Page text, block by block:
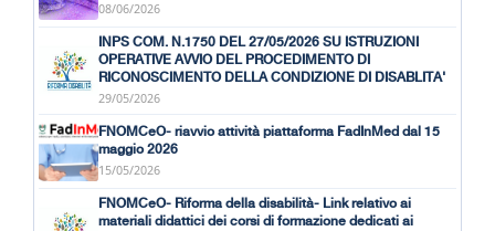
08/06/2026
INPS COM. N.1750 DEL 27/05/2026 SU ISTRUZIONI
OPERATIVE AVVIO DEL PROCEDIMENTO DI
RICONOSCIMENTO DELLA CONDIZIONE DI DISABLITA'
29/05/2026
FNOMCeO- riavvio attività piattaforma FadInMed dal 15
maggio 2026
15/05/2026
FNOMCeO- Riforma della disabilità- Link relativo ai
materiali didattici dei corsi di formazione dedicati ai